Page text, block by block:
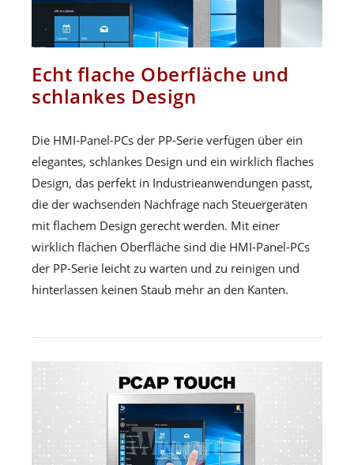
Echt flache Oberfläche und
schlankes Design
Die HMI-Panel-PCs der PP-Serie verfügen über ein
elegantes, schlankes Design und ein wirklich flaches
Design, das perfekt in Industrieanwendungen passt,
die der wachsenden Nachfrage nach Steuergeräten
mit flachem Design gerecht werden. Mit einer
wirklich flachen Oberfläche sind die HMI-Panel-PCs
der PP-Serie leicht zu warten und zu reinigen und
hinterlassen keinen Staub mehr an den Kanten.